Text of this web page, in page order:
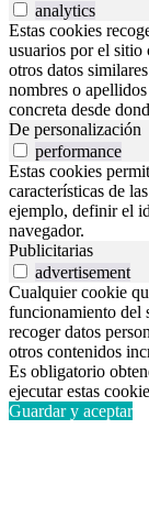
analytics
Estas cookies
usuarios por el sitio
otros datos
nombres o
concreta desde
De personalización
performance
Estas cookies
características de
ejemplo, definir el
navegador.
Publicitarias
advertisement
Cualquier cookie
funcionamiento del
recoger datos
otros contenidos
Es obligatorio
ejecutar estas
Guardar y aceptar